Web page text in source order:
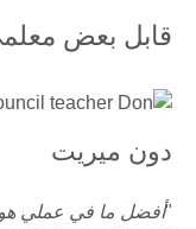
قابل بعض
دون ميريت
"أفضل ما في عملي